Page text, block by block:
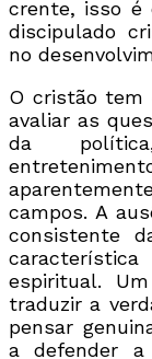
crente, isso é
discipulado
no
O cristão tem
avaliar as
da
campos. A
consistente
espiritual.
traduzir a
pensar
a defender a